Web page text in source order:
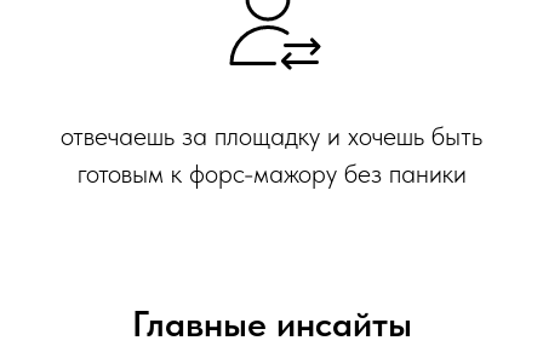
отвечаешь за площадку и хочешь быть
готовым к форс-мажору без паники
Главные инсайты